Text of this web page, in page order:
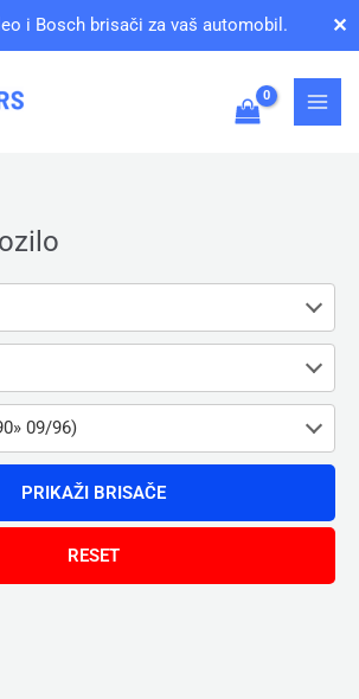
i Bosch brisači za vaš automobil. ✕
09/96)